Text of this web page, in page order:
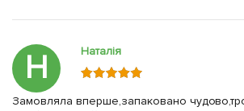
Н Наталія
Замовляла вперше,запаковано